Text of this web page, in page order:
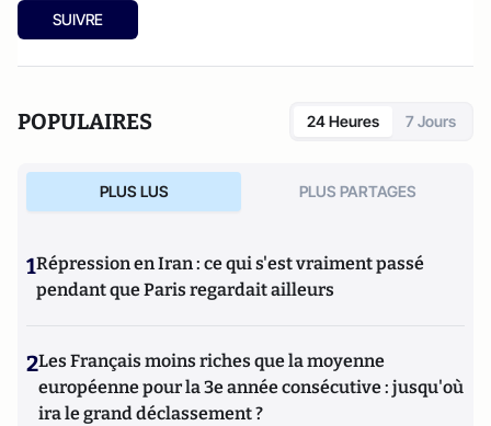
SUIVRE
POPULAIRES 24 Heures 7 Jours
PLUS LUS PLUS PARTAGES
1Répression en Iran : ce qui s'est vraiment passé
pendant que Paris regardait ailleurs
2Les Français moins riches que la moyenne
européenne pour la 3e année consécutive : jusqu'où
ira le grand déclassement ?